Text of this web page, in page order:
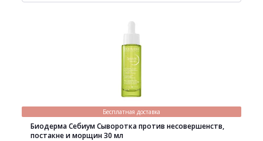
Бесплатная доставка
Биодерма Себиум Сыворотка против несовершенств,
постакне и морщин 30 мл